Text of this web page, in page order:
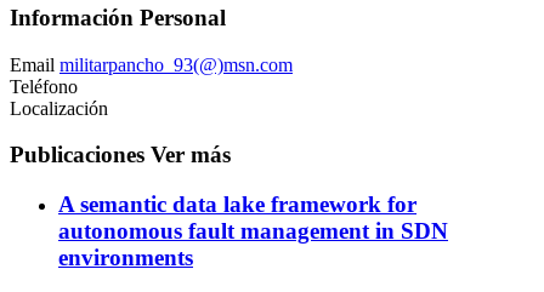
Información Personal
Email militarpancho_93(@)msn.com
Teléfono
Localización
Publicaciones Ver más
A semantic data lake framework for
autonomous fault management in SDN
environments